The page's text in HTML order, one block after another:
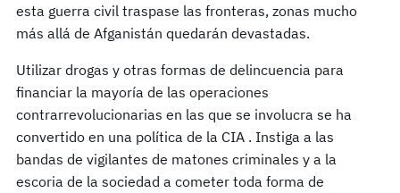
esta guerra civil traspase las fronteras, zonas mucho
más allá de Afganistán quedarán devastadas.
Utilizar drogas y otras formas de delincuencia para
financiar la mayoría de las operaciones
contrarrevolucionarias en las que se involucra se ha
convertido en una política de la CIA . Instiga a las
bandas de vigilantes de matones criminales y a la
escoria de la sociedad a cometer toda forma de